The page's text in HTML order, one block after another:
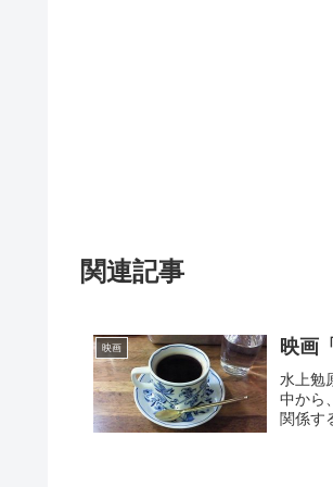
関連記事
映画 映画
水上勉
中から
関係す